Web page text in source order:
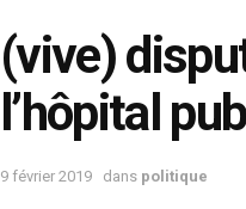
(vive)
l’hôpital
9 février 2019 dans politique